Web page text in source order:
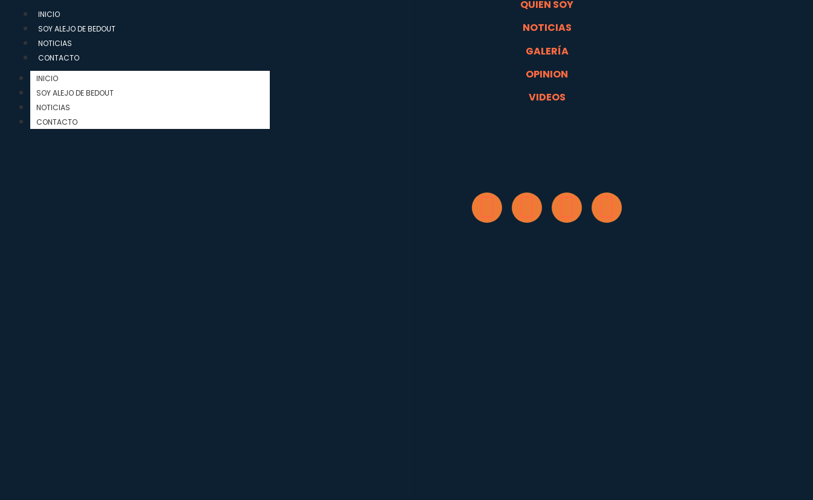
INICIO
SOY ALEJO DE BEDOUT
NOTICIAS
CONTACTO
INICIO
SOY ALEJO DE BEDOUT
NOTICIAS
CONTACTO
QUIEN SOY
NOTICIAS
GALERÍA
OPINION
VIDEOS